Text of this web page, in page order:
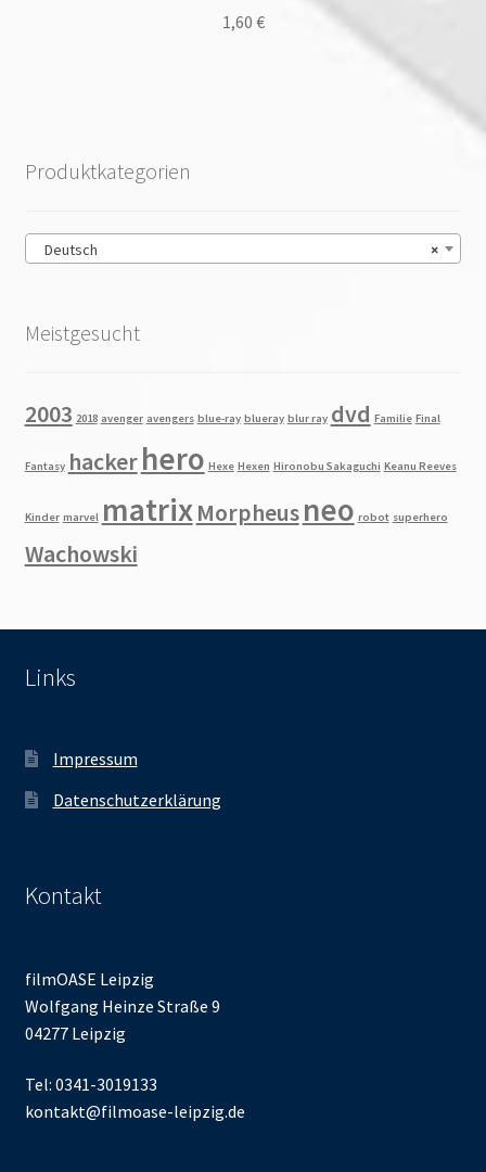
1,60 €
Produktkategorien
×
Deutsch
Meistgesucht
2003 2018 avenger avengers blue-ray blueray blur ray dvd Familie Final
Fantasy hackerhero Hexe Hexen Hironobu Sakaguchi Keanu Reeves
Kinder marvel matrixMorpheusneo robot superhero
Wachowski
Links
Impressum
Datenschutzerklärung
Kontakt
filmOASE Leipzig
Wolfgang Heinze Straße 9
04277 Leipzig
Tel: 0341-3019133
kontakt@filmoase-leipzig.de